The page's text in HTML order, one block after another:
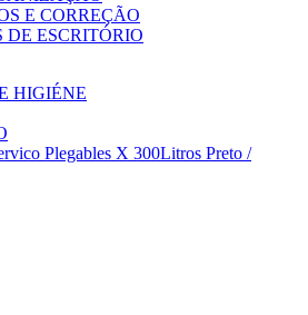
E CORREÇÃO
DE ESCRITÓRIO
HIGIÉNE
Plegables X 300Litros Preto /